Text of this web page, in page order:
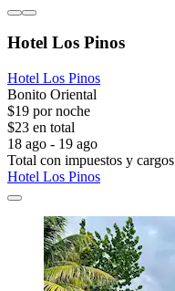
Hotel Los Pinos
Hotel Los Pinos
Bonito Oriental
$19 por noche
$23 en total
18 ago - 19 ago
Total con impuestos y cargos
Hotel Los Pinos